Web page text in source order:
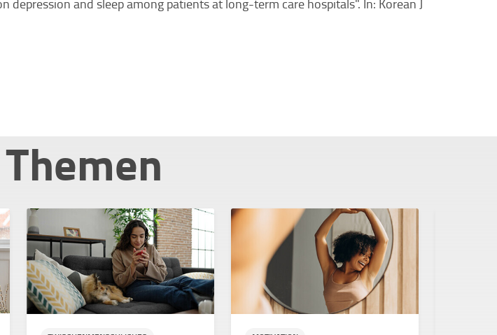
depression and sleep among patients at long-term care hospitals". In: Korean J